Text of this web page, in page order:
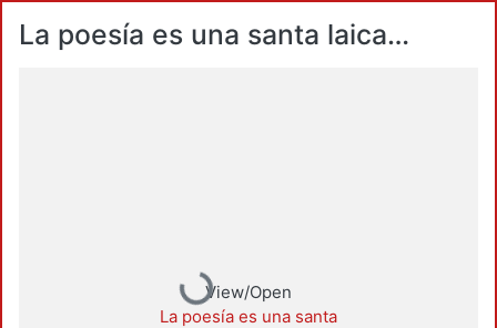
La poesía es una santa laica…
Loading...View/Open
La poesía es una santa